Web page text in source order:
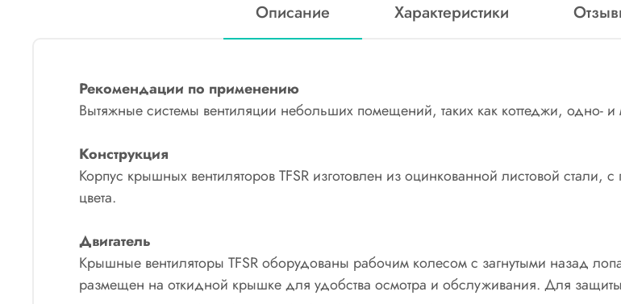
Описание Характеристики
Рекомендации по применению
Вытяжные системы вентиляции небольших помещений, таких как коттеджи, одно-
Конструкция
Корпус крышных вентиляторов TFSR изготовлен из оцинкованной листовой
цвета.
Двигатель
Крышные вентиляторы TFSR оборудованы рабочим колесом с загнутыми назад
размещен на откидной крышке для удобства осмотра и обслуживания. Для защиты